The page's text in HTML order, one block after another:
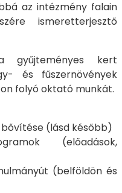
az intézmény falain
ismeretterjesztő
gyűjteményes kert
és fűszernövények
folyó oktató munkát.
(lásd később)
(előadások,
(belföldön és